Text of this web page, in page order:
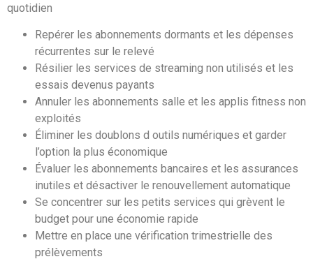
quotidien
Repérer les abonnements dormants et les dépenses
récurrentes sur le relevé
Résilier les services de streaming non utilisés et les
essais devenus payants
Annuler les abonnements salle et les applis fitness non
exploités
Éliminer les doublons d outils numériques et garder
l’option la plus économique
Évaluer les abonnements bancaires et les assurances
inutiles et désactiver le renouvellement automatique
Se concentrer sur les petits services qui grèvent le
budget pour une économie rapide
Mettre en place une vérification trimestrielle des
prélèvements